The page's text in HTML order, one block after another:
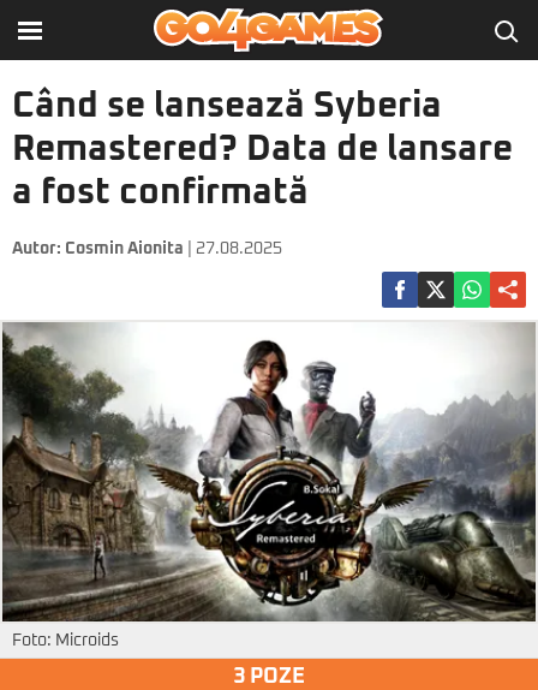
Când se lansează Syberia
Remastered? Data de lansare
a fost confirmată
Autor: Cosmin Aionita | 27.08.2025
Foto: Microids
3 POZE